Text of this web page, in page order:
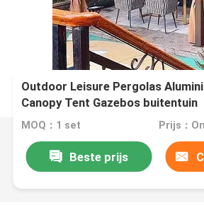
Outdoor Leisure Pergolas
Canopy Tent Gazebos buitentuin
MOQ：1 set Prijs：
Beste prijs